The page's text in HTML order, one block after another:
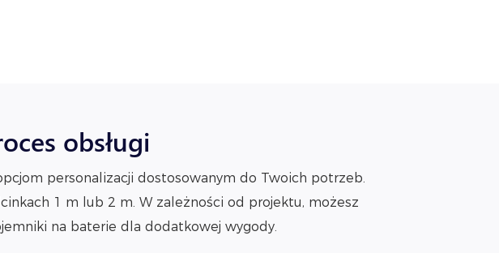
obsługi
personalizacji dostosowanym do Twoich potrzeb.
1 m lub 2 m. W zależności od projektu, możesz
na baterie dla dodatkowej wygody.